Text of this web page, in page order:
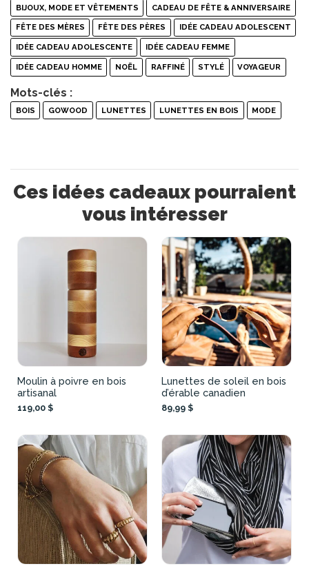
BIJOUX, MODE ET VÊTEMENTS CADEAU DE FÊTE & ANNIVERSAIRE
FÊTE DES MÈRES FÊTE DES PÈRES IDÉE CADEAU ADOLESCENT
IDÉE CADEAU ADOLESCENTE IDÉE CADEAU FEMME
IDÉE CADEAU HOMME NOËL RAFFINÉ STYLÉ VOYAGEUR
Mots-clés :
BOIS GOWOOD LUNETTES LUNETTES EN BOIS MODE
Ces idées cadeaux pourraient
vous intéresser
Moulin à poivre en bois
artisanal
119,00 $
Lunettes de soleil en bois
d’érable canadien
89,99 $